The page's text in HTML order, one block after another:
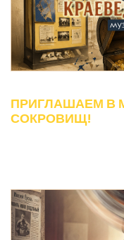
ПРИГЛАШАЕМ В
СОКРОВИЩ!